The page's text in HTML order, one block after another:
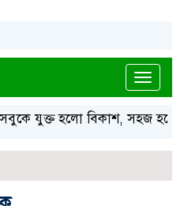
যুক্ত হলো বিকাশ, সহজ হলো